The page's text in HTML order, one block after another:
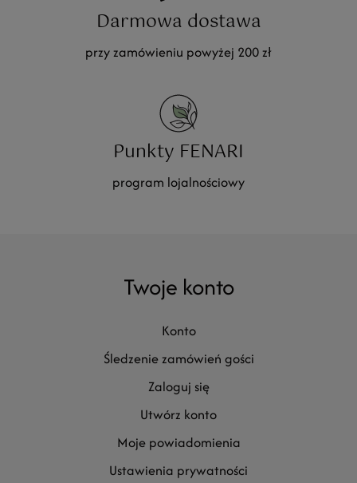
Darmowa dostawa
przy zamówieniu powyżej 200 zł
Punkty FENARI
program lojalnościowy
Twoje konto
konto
śledzenie zamówień gości
zaloguj się
utwórz konto
moje powiadomienia
ustawienia prywatności